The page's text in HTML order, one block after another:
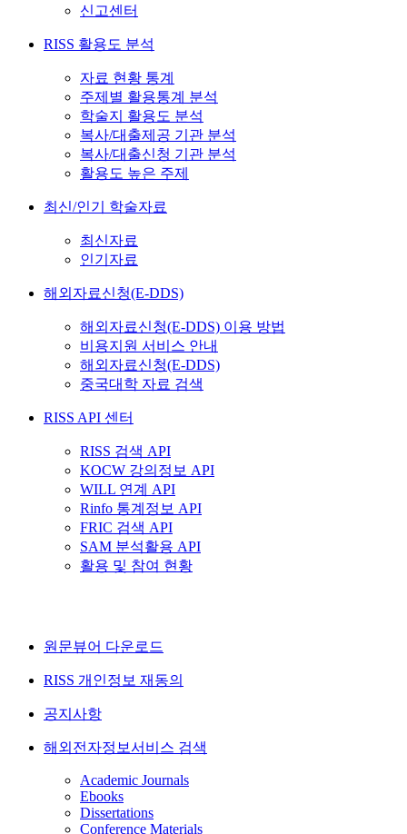
신고센터
RISS 활용도 분석
자료 현황 통계
주제별 활용통계 분석
학술지 활용도 분석
복사/대출제공 기관 분석
복사/대출신청 기관 분석
활용도 높은 주제
최신/인기 학술자료
최신자료
인기자료
해외자료신청(E-DDS)
해외자료신청(E-DDS) 이용 방법
비용지원 서비스 안내
해외자료신청(E-DDS)
중국대학 자료 검색
RISS API 센터
RISS 검색 API
KOCW 강의정보 API
WILL 연계 API
Rinfo 통계정보 API
FRIC 검색 API
SAM 분석활용 API
활용 및 참여 현황
원문뷰어 다운로드
RISS 개인정보 재동의
공지사항
해외전자정보서비스 검색
Academic Journals
Ebooks
Dissertations
Conference Materials